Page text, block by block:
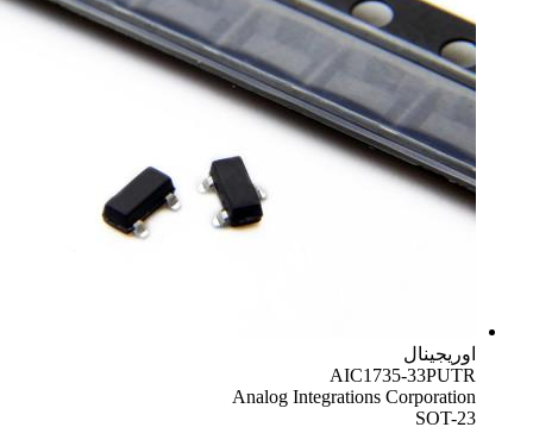
اوریجینال
AIC1735-33PUTR
Analog Integrations Corporation
SOT-23